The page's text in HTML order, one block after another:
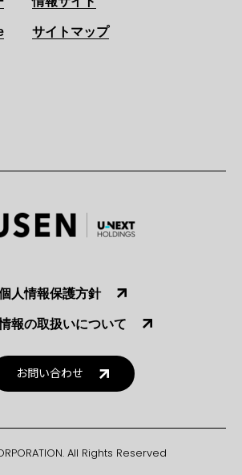
サイトマップ
人情報保護方針
報の取扱いについて
お問い合わせ
All Rights Reserved